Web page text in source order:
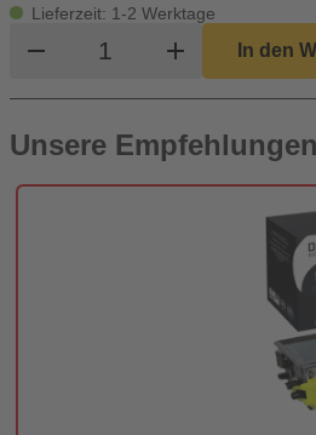
Lieferzeit: 1-2 Werktage
remove Produkt Warenkorb
add In den
Unsere Empfehlungen